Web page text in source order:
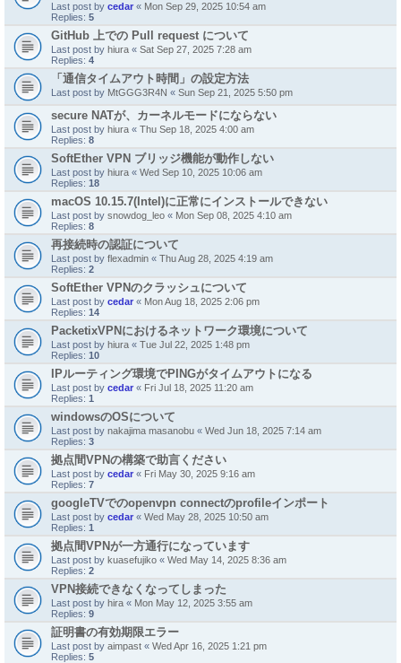
Last post by cedar « Mon Sep 29, 2025 10:54 am
Replies: 5
GitHub 上での Pull request について
Last post by hiura « Sat Sep 27, 2025 7:28 am
Replies: 4
「通信タイムアウト時間」の設定方法
Last post by MtGGG3R4N « Sun Sep 21, 2025 5:50 pm
secure NATが、カーネルモードにならない
Last post by hiura « Thu Sep 18, 2025 4:00 am
Replies: 8
SoftEther VPN ブリッジ機能が動作しない
Last post by hiura « Wed Sep 10, 2025 10:06 am
Replies: 18
macOS 10.15.7(Intel)に正常にインストールできない
Last post by snowdog_leo « Mon Sep 08, 2025 4:10 am
Replies: 8
再接続時の認証について
Last post by flexadmin « Thu Aug 28, 2025 4:19 am
Replies: 2
SoftEther VPNのクラッシュについて
Last post by cedar « Mon Aug 18, 2025 2:06 pm
Replies: 14
PacketixVPNにおけるネットワーク環境について
Last post by hiura « Tue Jul 22, 2025 1:48 pm
Replies: 10
IPルーティング環境でPINGがタイムアウトになる
Last post by cedar « Fri Jul 18, 2025 11:20 am
Replies: 1
windowsのOSについて
Last post by nakajima masanobu « Wed Jun 18, 2025 7:14 am
Replies: 3
拠点間VPNの構築で助言ください
Last post by cedar « Fri May 30, 2025 9:16 am
Replies: 7
googleTVでのopenvpn connectのprofileインポート
Last post by cedar « Wed May 28, 2025 10:50 am
Replies: 1
拠点間VPNが一方通行になっています
Last post by kuasefujiko « Wed May 14, 2025 8:36 am
Replies: 2
VPN接続できなくなってしまった
Last post by hira « Mon May 12, 2025 3:55 am
Replies: 9
証明書の有効期限エラー
Last post by aimpast « Wed Apr 16, 2025 1:21 pm
Replies: 5